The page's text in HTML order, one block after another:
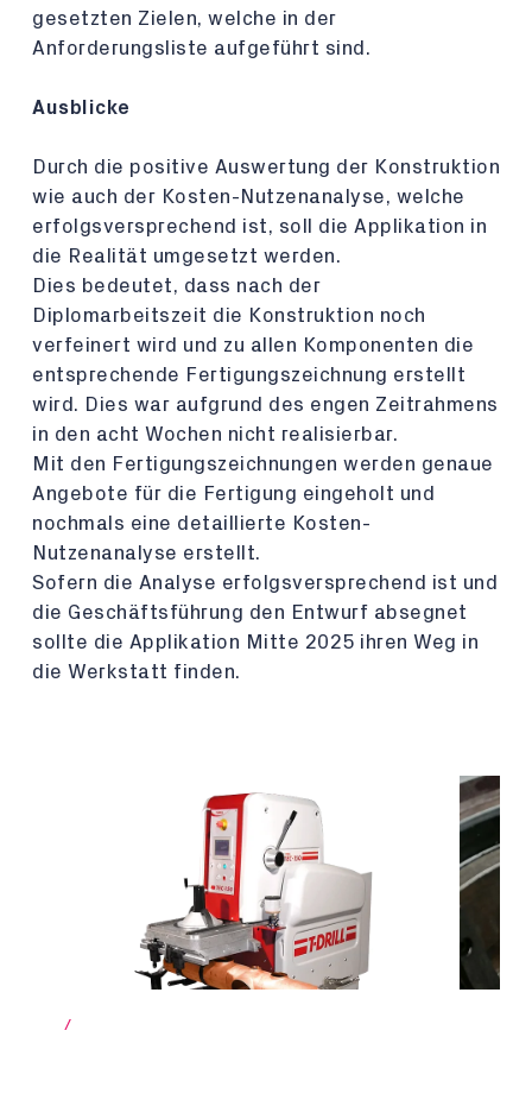
gesetzten Zielen, welche in der
Anforderungsliste aufgeführt sind.
Ausblicke
Durch die positive Auswertung der Konstruktion
wie auch der Kosten-Nutzenanalyse, welche
erfolgsversprechend ist, soll die Applikation in
die Realität umgesetzt werden.
Dies bedeutet, dass nach der
Diplomarbeitszeit die Konstruktion noch
verfeinert wird und zu allen Komponenten die
entsprechende Fertigungszeichnung erstellt
wird. Dies war aufgrund des engen Zeitrahmens
in den acht Wochen nicht realisierbar.
Mit den Fertigungszeichnungen werden genaue
Angebote für die Fertigung eingeholt und
nochmals eine detaillierte Kosten-
Nutzenanalyse erstellt.
Sofern die Analyse erfolgsversprechend ist und
die Geschäftsführung den Entwurf absegnet
sollte die Applikation Mitte 2025 ihren Weg in
die Werkstatt finden.
/